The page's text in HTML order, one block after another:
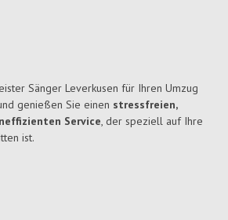
Sänger Leverkusen für Ihren Umzug
genießen Sie einen stressfreien,
Service, der speziell auf Ihre
ist.